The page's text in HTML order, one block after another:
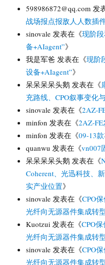
598986872@qq.com 发
战场报点报敌人人数插
sinovale 发表在《现阶
备+AIagent”》
我是军爸 发表在《现阶
设备+AIagent”》
呆呆呆呆头鹅 发表在《
充路线、CPO叙事变化
sinovale 发表在《2AZ-
minfon 发表在《2AZ-
minfon 发表在《09-13
quanwu 发表在《vn007
呆呆呆呆头鹅 发表在《
Coherent、光迅科技、
实产业位置》
sinovale 发表在《CPO
光纤向无源器件集成转
Kuotzui 发表在《CPO
光纤向无源器件集成转
sinovale 发表在《CPO
光纤向无源器件集成转